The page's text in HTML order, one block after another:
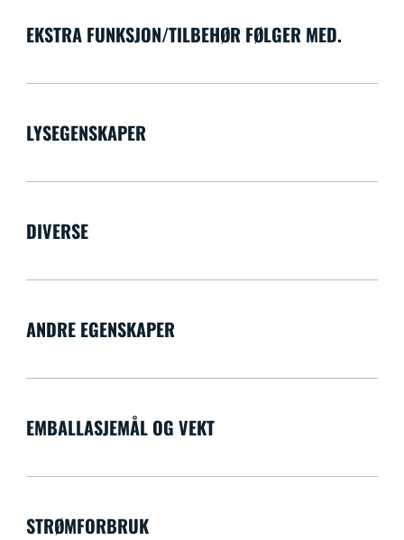
EKSTRA FUNKSJON/TILBEHØR FØLGER MED.
LYSEGENSKAPER
DIVERSE
ANDRE EGENSKAPER
EMBALLASJEMÅL OG VEKT
STRØMFORBRUK